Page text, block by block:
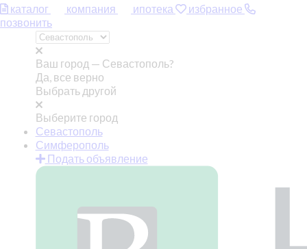
каталог компания ипотека
избранное
позвонить
Ваш город — Севастополь?
Да, все верно
Выбрать другой
Выберите город
Севастополь
Симферополь
Подать объявление